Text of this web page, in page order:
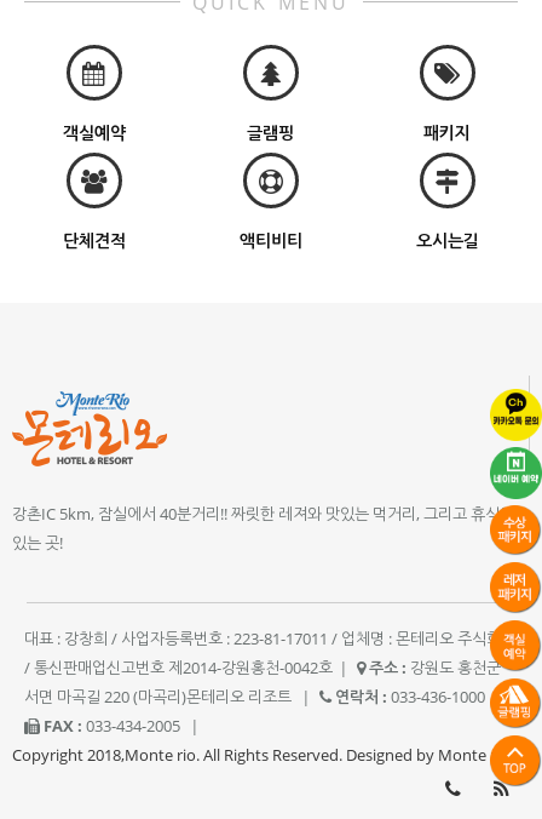
객실예약 글램핑 패키지
단체견적 액티비티 오시는길
강촌IC 5km, 잠실에서 40분거리!! 짜릿한 레져와 맛있는 먹거리, 그리고 휴식이
있는 곳!
대표 : 강창희 / 사업자등록번호 : 223-81-17011 / 업체명 : 몬테리오 주식회사
/ 통신판매업신고번호 제2014-강원홍천-0042호 | 주소 : 강원도 홍천군
서면 마곡길 220 (마곡리)몬테리오 리조트
| 연락처 : 033-436-1000
|
FAX : 033-434-2005
|
Copyright 2018,Monte rio. All Rights Reserved. Designed by Monte rio.